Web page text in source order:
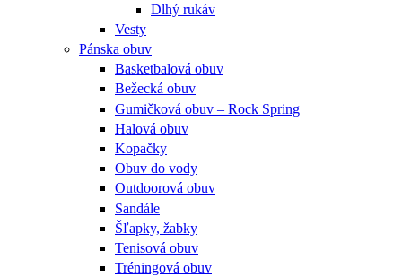
Dlhý rukáv
Vesty
Pánska obuv
Basketbalová obuv
Bežecká obuv
Gumičková obuv – Rock Spring
Halová obuv
Kopačky
Obuv do vody
Outdoorová obuv
Sandále
Šľapky, žabky
Tenisová obuv
Tréningová obuv